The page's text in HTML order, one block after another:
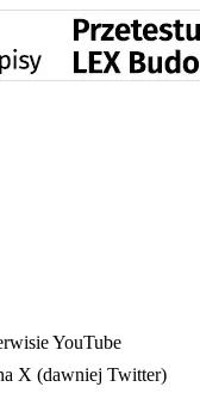
YouTube
X (dawniej Twitter)